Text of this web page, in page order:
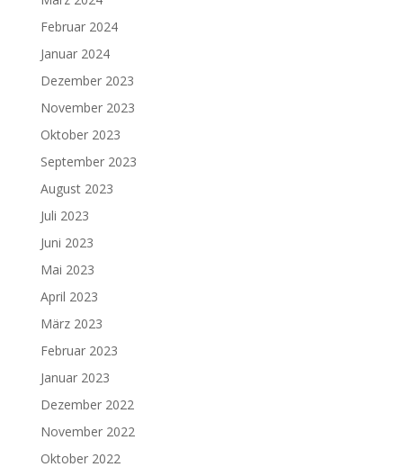
Februar 2024
Januar 2024
Dezember 2023
November 2023
Oktober 2023
September 2023
August 2023
Juli 2023
Juni 2023
Mai 2023
April 2023
März 2023
Februar 2023
Januar 2023
Dezember 2022
November 2022
Oktober 2022